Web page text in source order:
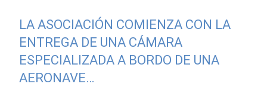
LA ASOCIACIÓN COMIENZA CON LA
ENTREGA DE UNA CÁMARA
ESPECIALIZADA A BORDO DE UNA
AERONAVE…